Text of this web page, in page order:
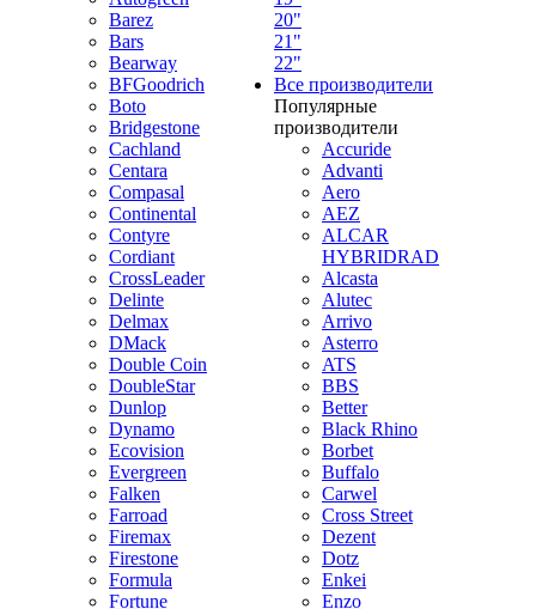
Barez
Bars
Bearway
BFGoodrich
Boto
Bridgestone
Cachland
Centara
Compasal
Continental
Contyre
Cordiant
CrossLeader
Delinte
Delmax
DMack
Double Coin
DoubleStar
Dunlop
Dynamo
Ecovision
Evergreen
Falken
Farroad
Firemax
Firestone
Formula
Fortune
20"
21"
22"
Все производители
Популярные
производители
Accuride
Advanti
Aero
AEZ
ALCAR
HYBRIDRAD
Alcasta
Alutec
Arrivo
Asterro
ATS
BBS
Better
Black Rhino
Borbet
Buffalo
Carwel
Cross Street
Dezent
Dotz
Enkei
Enzo